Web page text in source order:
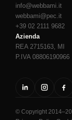
info@webbami.it
webbami@pec.it
+39 02 2111 9682
Azienda
REA 2715163, MI
P.IVA 08806190966
© Copyright